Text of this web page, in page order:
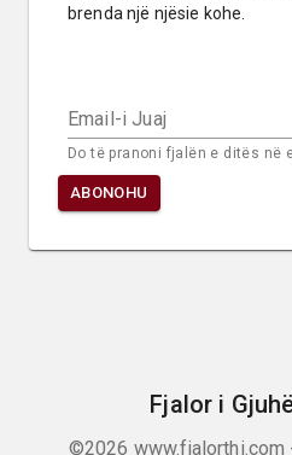
brenda një njësie kohe.
Email-i Juaj
Do të pranoni fjalën e ditës në
ABONOHU
Fjalor i
©2026 www.fjalorthi.com